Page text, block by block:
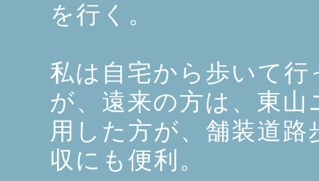
を行く。
私は自宅から歩いて
が、遠来の方は、東
用した方が、舗装道
収にも便利。